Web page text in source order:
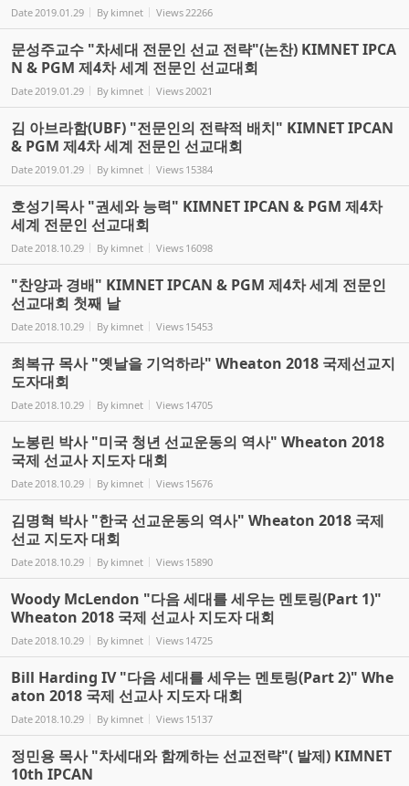
Date2019.01.29 By kimnet Views22266
문성주교수 "차세대 전문인 선교 전략"(논찬) KIMNET IPCA
N & PGM 제4차 세계 전문인 선교대회
Date2019.01.29 By kimnet Views20021
김 아브라함(UBF) "전문인의 전략적 배치" KIMNET IPCAN
& PGM 제4차 세계 전문인 선교대회
Date2019.01.29 By kimnet Views 15384
호성기목사 "권세와 능력" KIMNET IPCAN & PGM 제4차
세계 전문인 선교대회
Date2018.10.29 By kimnet Views 16098
"찬양과 경배" KIMNET IPCAN & PGM 제4차 세계 전문인
선교대회 첫째 날
Date2018.10.29 By kimnet Views 15453
최복규 목사 "옛날을 기억하라" Wheaton 2018 국제선교지
도자대회
Date2018.10.29 By kimnet Views 14705
노봉린 박사 "미국 청년 선교운동의 역사" Wheaton 2018
국제 선교사 지도자 대회
Date2018.10.29 By kimnet Views 15676
김명혁 박사 "한국 선교운동의 역사" Wheaton 2018 국제
선교 지도자 대회
Date2018.10.29 By kimnet Views 15890
Woody McLendon "다음 세대를 세우는 멘토링(Part 1)"
Wheaton 2018 국제 선교사 지도자 대회
Date2018.10.29 By kimnet Views 14725
Bill Harding IV "다음 세대를 세우는 멘토링(Part 2)" Whe
aton 2018 국제 선교사 지도자 대회
Date2018.10.29 By kimnet Views 15137
정민용 목사 "차세대와 함께하는 선교전략"( 발제) KIMNET
10th IPCAN